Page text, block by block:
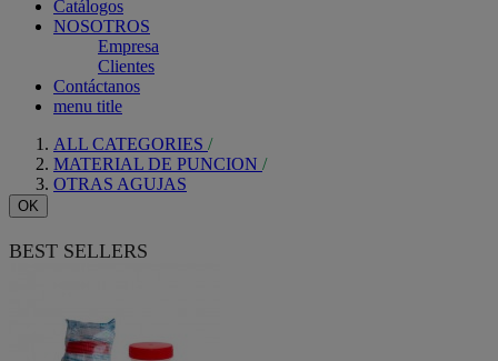
Catálogos
NOSOTROS
Empresa
Clientes
Contáctanos
menu title
ALL CATEGORIES
MATERIAL DE PUNCION
OTRAS AGUJAS
OK
BEST SELLERS